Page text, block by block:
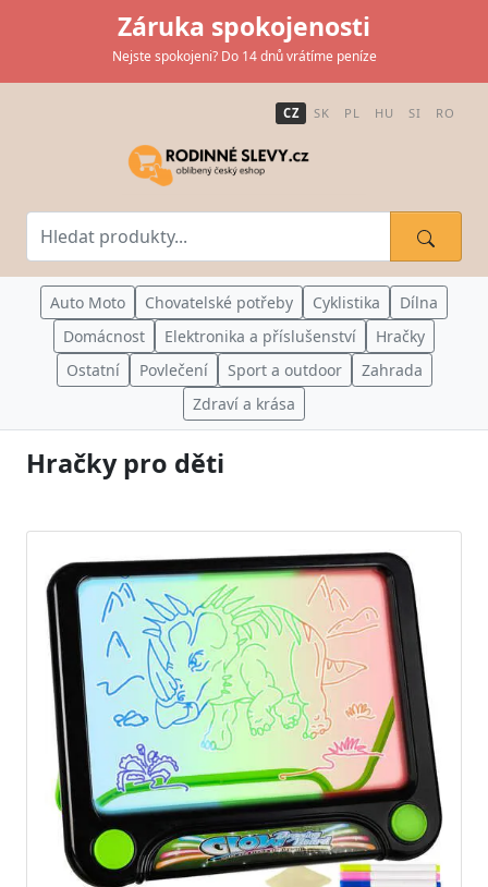
Záruka spokojenosti
Nejste spokojeni? Do 14 dnů vrátíme peníze
CZ SK PL HU SI RO
Auto Moto Chovatelské potřeby Cyklistika
Dílna
Domácnost
Elektronika a příslušenství
Hračky
Ostatní
Povlečení Sport a outdoor
Zahrada
Zdraví a krása
Hračky pro děti